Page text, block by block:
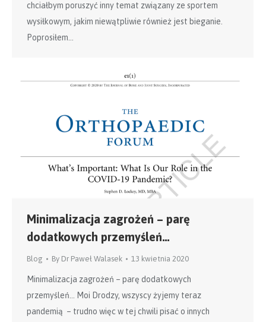
chciałbym poruszyć inny temat związany ze sportem
wysiłkowym, jakim niewątpliwie również jest bieganie.
Poprosiłem…
Minimalizacja zagrożeń – parę
dodatkowych przemyśleń…
Blog By Dr Paweł Walasek 13 kwietnia 2020
Minimalizacja zagrożeń – parę dodatkowych
przemyśleń… Moi Drodzy, wszyscy żyjemy teraz
pandemią – trudno więc w tej chwili pisać o innych